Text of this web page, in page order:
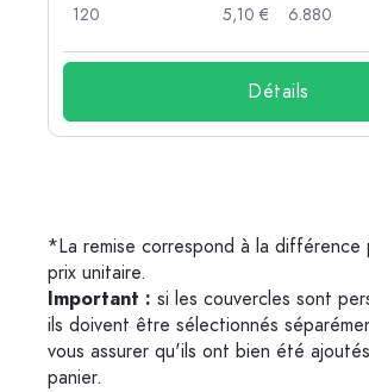
120
5,10 €
6.880
Détails
*La remise correspond à la différence
prix unitaire.
Important : si les couvercles sont
ils doivent être sélectionnés
vous assurer qu'ils ont bien été
panier.